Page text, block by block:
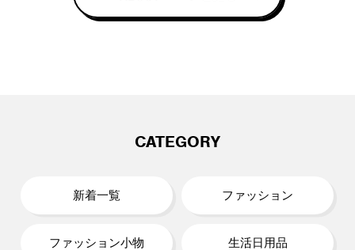
CATEGORY
新着一覧 ファッション
ファッション小物 生活日用品